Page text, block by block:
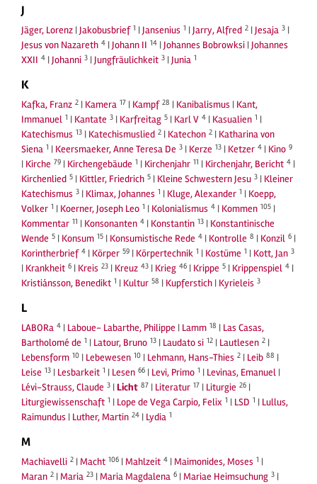
J
Jäger, Lorenz | Jakobusbrief 1 | Jansenius 1 | Jarry, Alfred 2 | Jesaja 3 |
Jesus von Nazareth 4 | Johann II 14 | Johannes Bobrowksi | Johannes
XXII 4 | Johanni 3 | Jungfräulichkeit 3 | Junia 1
K
Kafka, Franz 2 | Kamera 17 | Kampf 28 | Kanibalismus | Kant,
Immanuel 1 | Kantate 3 | Karfreitag 5 | Karl V 4 | Kasualien 1 |
Katechismus 13 | Katechismuslied 2 | Katechon 2 | Katharina von
Siena 1 | Keersmaeker, Anne Teresa De 3 | Kerze 13 | Ketzer 4 | Kino 9
| Kirche 79 | Kirchengebäude 1 | Kirchenjahr 11 | Kirchenjahr, Bericht 4 |
Kirchenlied 5 | Kittler, Friedrich 5 | Kleine Schwestern Jesu 3 | Kleiner
Katechismus 3 | Klimax, Johannes 1 | Kluge, Alexander 1 | Koepp,
Volker 1 | Koerner, Joseph Leo 1 | Kolonialismus 4 | Kommen 105 |
Kommentar 11 | Konsonanten 4 | Konstantin 13 | Konstantinische
Wende 5 | Konsum 15 | Konsumistische Rede 4 | Kontrolle 8 | Konzil 6 |
Korintherbrief 4 | Körper 59 | Körpertechnik 1 | Kostüme 1 | Kott, Jan 3
| Krankheit 6 | Kreis 23 | Kreuz 43 | Krieg 46 | Krippe 5 | Krippenspiel 4 |
Kristiánsson, Benedikt 1 | Kultur 58 | Kupferstich | Kyrieleis 3
L
LABORa 4 | Laboue- Labarthe, Philippe | Lamm 18 | Las Casas,
Bartholomé de 1 | Latour, Bruno 13 | Laudato si 12 | Lautlesen 2 |
Lebensform 10 | Lebewesen 10 | Lehmann, Hans-Thies 2 | Leib 88 |
Leise 13 | Lesbarkeit 1 | Lesen 66 | Levi, Primo 1 | Levinas, Emanuel |
Lévi-Strauss, Claude 3 |Licht 87 | Literatur 17 | Liturgie 26 |
Liturgiewissenschaft 1 | Lope de Vega Carpio, Felix 1 | LSD 1 | Lullus,
Raimundus | Luther, Martin 24 | Lydia 1
M
Machiavelli 2 | Macht 106 | Mahlzeit 4 | Maimonides, Moses 1 |
Maran 2 | Maria 23 | Maria Magdalena 6 | Mariae Heimsuchung 3 |